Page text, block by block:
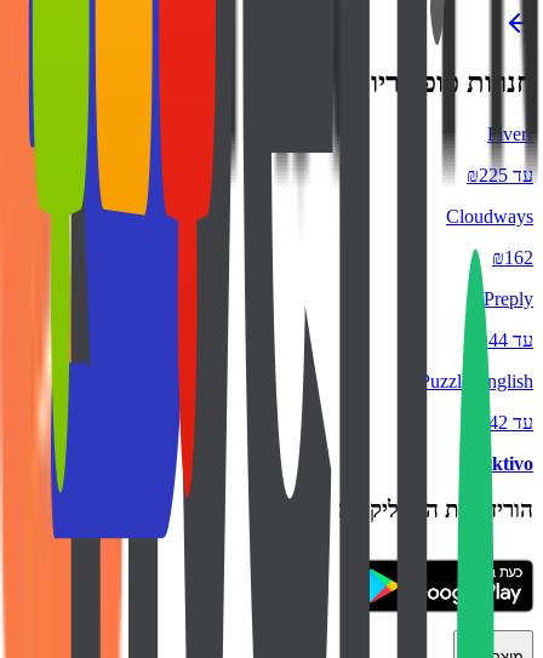
חנויות פופולריות
Fiverr
עד ₪225
Cloudways
₪162
Preply
עד ₪44
Puzzle English
עד ₪42
backtivo
הורידו את האפליקציה